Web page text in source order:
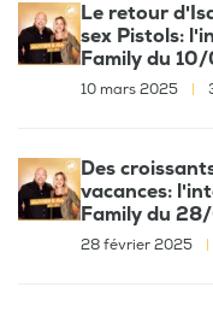
Le retour
sex Pistols:
Family du
10 mars 2025
Des
vacances:
Family du
28 février 2025